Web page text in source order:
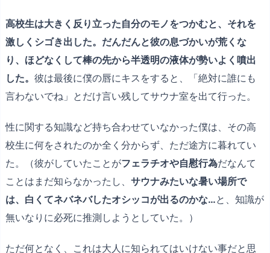
高校生は大きく反り立った自分のモノをつかむと、それを
激しくシゴき出した。だんだんと彼の息づかいが荒くな
り、ほどなくして棒の先から半透明の液体が勢いよく噴出
した。 彼は最後に僕の唇にキスをすると、「絶対に誰にも
言わないでね」とだけ言い残してサウナ室を出て行った。
性に関する知識など持ち合わせていなかった僕は、その高
校生に何をされたのか全く分からず、ただ途方に暮れてい
た。（彼がしていたことがフェラチオや自慰行為だなんて
ことはまだ知らなかったし、 サウナみたいな暑い場所で
は、白くてネバネバしたオシッコが出るのかな…と、知識が
無いなりに必死に推測しようとしていた。）
ただ何となく、これは大人に知られてはいけない事だと思